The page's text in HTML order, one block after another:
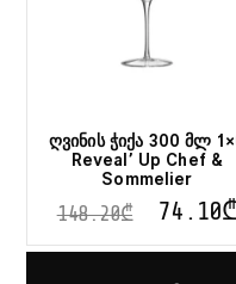
ღვინის ჭიქა 300 მლ
Reveal’ Up Chef &
Sommelier
148.20₾ 74.10₾